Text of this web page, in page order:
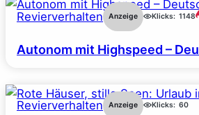
Revierverhalten Anzeige Klicks: 1148
Autonom mit Highspeed –
Revierverhalten Anzeige Klicks: 60